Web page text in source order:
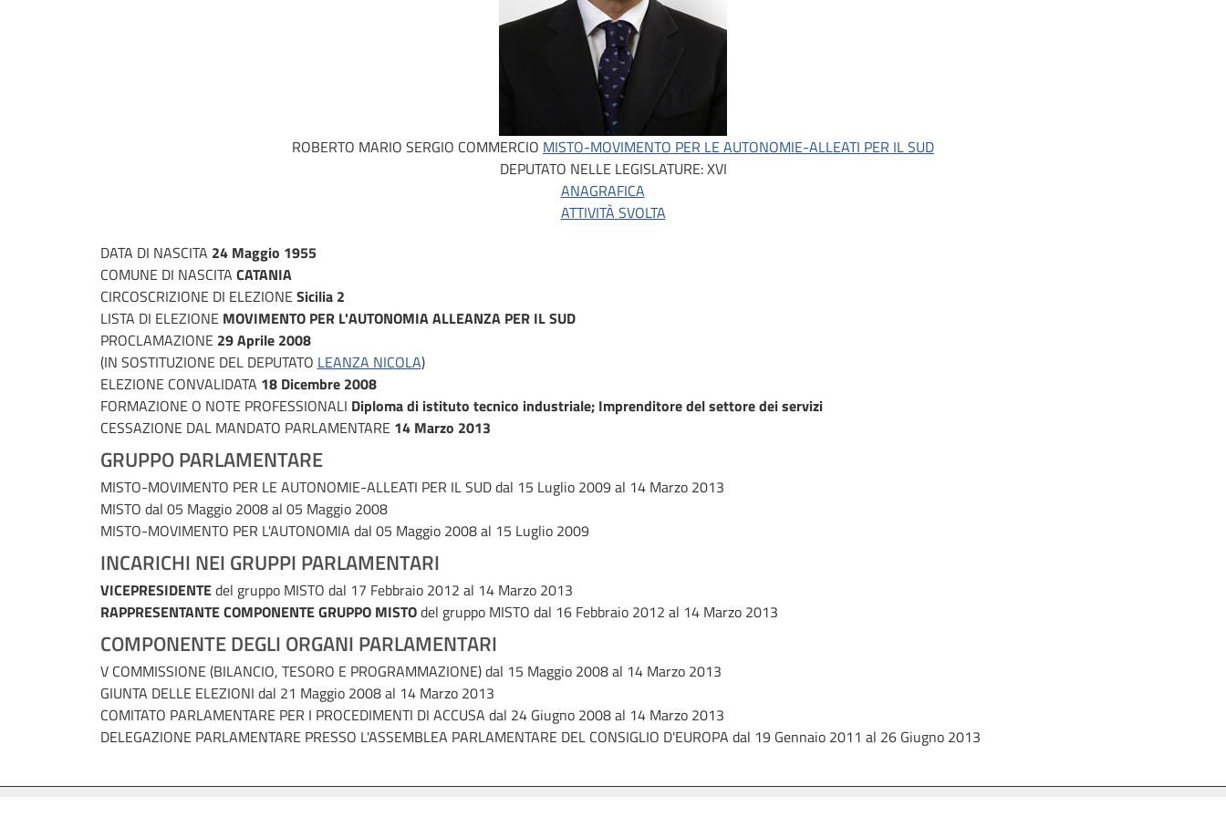
ROBERTO MARIO SERGIO COMMERCIO MISTO-MOVIMENTO PER LE AUTONOMIE-ALLEATI PER IL SUD
DEPUTATO NELLE LEGISLATURE:XVI
ANAGRAFICA
ATTIVITÀ SVOLTA
DATA DI NASCITA 24 Maggio 1955
COMUNE DI NASCITA CATANIA
CIRCOSCRIZIONE DI ELEZIONE Sicilia 2
LISTA DI ELEZIONE MOVIMENTO PER L'AUTONOMIA ALLEANZA PER IL SUD
PROCLAMAZIONE 29 Aprile 2008
(IN SOSTITUZIONE DEL DEPUTATO LEANZA NICOLA)
ELEZIONE CONVALIDATA 18 Dicembre 2008
FORMAZIONE O NOTE PROFESSIONALI Diploma di istituto tecnico industriale; Imprenditore del settore dei servizi
CESSAZIONE DAL MANDATO PARLAMENTARE 14 Marzo 2013
GRUPPO PARLAMENTARE
MISTO-MOVIMENTO PER LE AUTONOMIE-ALLEATI PER IL SUDdal 15 Luglio 2009 al 14 Marzo 2013
MISTO dal 05 Maggio 2008 al 05 Maggio 2008
MISTO-MOVIMENTO PER L'AUTONOMIA dal 05 Maggio 2008 al 15 Luglio 2009
INCARICHI NEI GRUPPI PARLAMENTARI
VICEPRESIDENTEdel gruppo MISTO dal 17 Febbraio 2012 al 14 Marzo 2013
RAPPRESENTANTE COMPONENTE GRUPPO MISTOdel gruppo MISTO dal 16 Febbraio 2012 al 14 Marzo 2013
COMPONENTE DEGLI ORGANI PARLAMENTARI
V COMMISSIONE (BILANCIO, TESORO E PROGRAMMAZIONE)dal 15 Maggio 2008 al 14 Marzo 2013
GIUNTA DELLE ELEZIONI dal 21 Maggio 2008 al 14 Marzo 2013
COMITATO PARLAMENTARE PER I PROCEDIMENTI DI ACCUSA dal 24 Giugno 2008 al 14 Marzo 2013
DELEGAZIONE PARLAMENTARE PRESSO L'ASSEMBLEA PARLAMENTARE DEL CONSIGLIO D'EUROPA dal 19 Gennaio 2011 al 26 Giugno 2013